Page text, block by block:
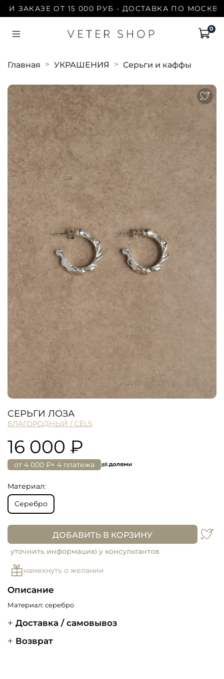
ОТ 15 000 РУБ - ДОСТАВКА ПО МОСКВЕ
0
Главная УКРАШЕНИЯ Серьги и каффы
СЕРЬГИ ЛОЗА
БЛАГОРОДНЫЙ / CĒLS
16 000 ₽
от 4 000 ₽× 4 платежа
Материал:
Серебро
ДОБАВИТЬ В КОРЗИНУ
уточнить информацию у консультантов
намекнуть о желании
Описание
Материал: серебро
Доставка / самовывоз
Возврат